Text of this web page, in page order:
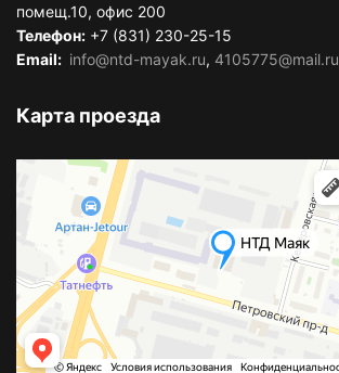
помещ.10, офис 200
Телефон: +7 (831) 230-25-15
Email: info@ntd-mayak.ru, 4105775@mail.ru
Карта проезда